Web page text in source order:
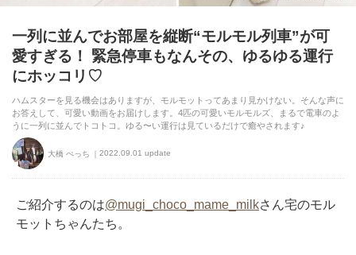
一列に並んでお部屋を縦断“モルモル列車”が可
愛すぎる！ 緊急停車もなんその、ゆるゆる運行
にホッコリ♡
ハムスターを見る機会はありますが、モルモットってあまり見かけない。そんな声に
お答えして、可愛い動画をお届けします。4匹の可愛いモルモルズ、まるで電車のよ
うに一列に並んでトコトコ。ゆる〜い運行は見ているだけで癒やされます♪
大橋 ぺっち 2022.09.01 update
ご紹介するのは@mugi_choco_mame_milkさん宅のモル
モットちゃんたち。